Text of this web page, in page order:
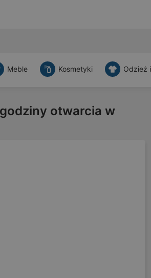
Meble Kosmetyki Odzież
otwarcia w